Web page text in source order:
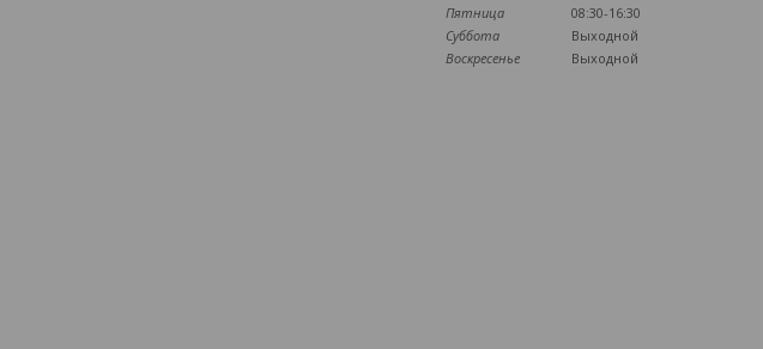
Пятница
08:30-16:30
Суббота
Выходной
Воскресенье
Выходной